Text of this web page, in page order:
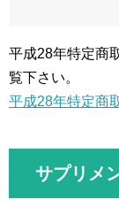
平成28年特定商
覧下さい。
平成28年特定商
サプリメ